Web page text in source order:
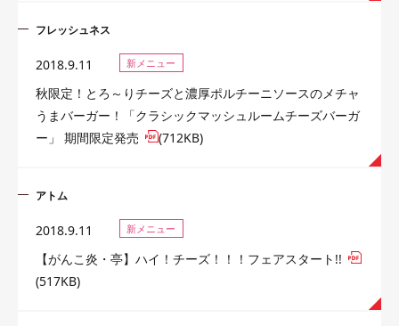
フレッシュネス
2018.9.11 新メニュー
秋限定！とろ～りチーズと濃厚ポルチーニソースのメチャ
うまバーガー！「クラシックマッシュルームチーズバーガ
ー」 期間限定発売
(712KB)
アトム
2018.9.11 新メニュー
【がんこ炎・亭】ハイ！チーズ！！！フェアスタート!!
(517KB)